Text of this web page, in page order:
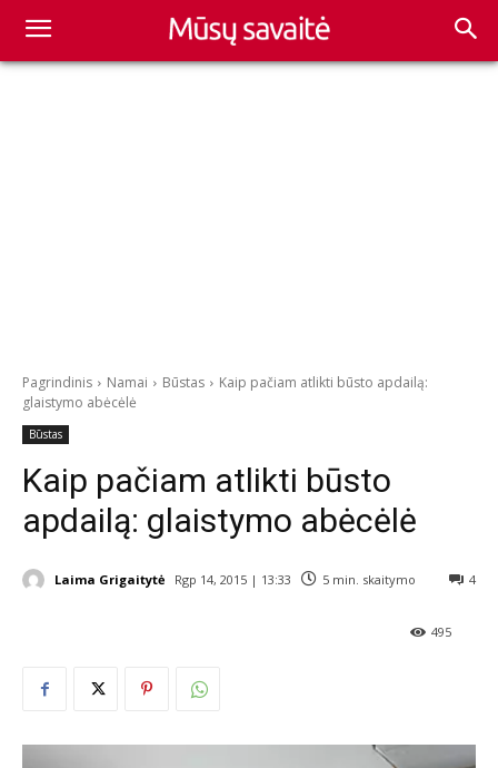
Pagrindinis Namai Būstas
Kaip pačiam atlikti būsto apdailą:
glaistymo abėcėlė
Būstas
Kaip pačiam atlikti būsto
apdailą: glaistymo abėcėlė
Laima Grigaitytė Rgp 14, 2015 | 13:33 5 min. skaitymo 4
495